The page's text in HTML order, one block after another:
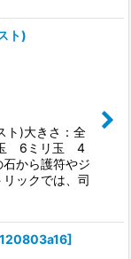
ト)
ト)大きさ：全
6ミリ玉 4
から護符やジ
ックでは、司
]